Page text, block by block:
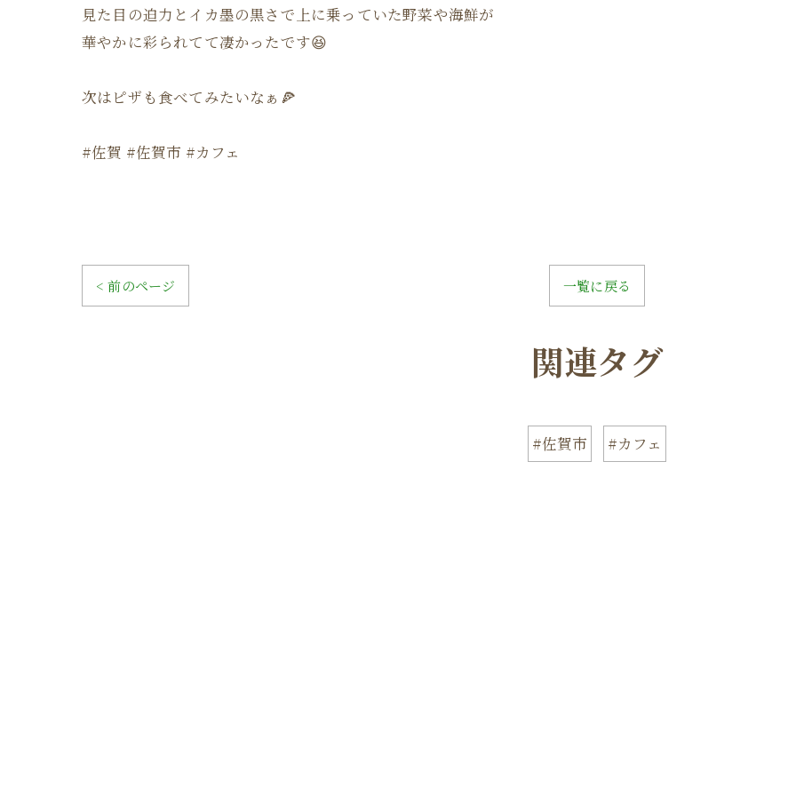
見た目の迫力とイカ墨の黒さで上に乗っていた野菜や海鮮が
華やかに彩られてて凄かったです😆
次はピザも食べてみたいなぁ🍕
#佐賀 #佐賀市 #カフェ
< 前のページ 一覧に戻る
関連タグ
#佐賀市 #カフェ